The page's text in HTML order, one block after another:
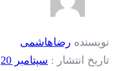
نویسنده رضاهاشمی
تاریخ انتشار : سپتامبر 20, 2022